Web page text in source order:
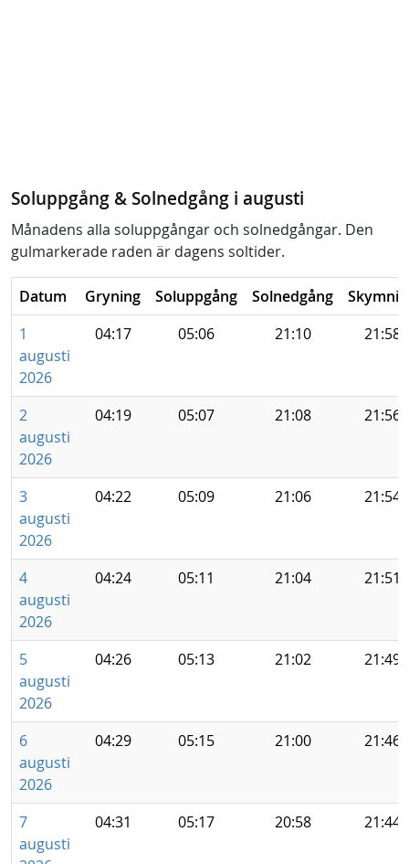
Soluppgång & Solnedgång i augusti
Månadens alla soluppgångar och solnedgångar. Den
gulmarkerade raden är dagens soltider.
Datum Gryning Soluppgång Solnedgång
1
augusti
2026
04:17 05:06 21:10 21:58
2
augusti
2026
04:19 05:07 21:08 21:56
3
augusti
2026
04:22 05:09 21:06 21:54
4
augusti
2026
04:24 05:11 21:04 21:51
5
augusti
2026
04:26 05:13 21:02 21:49
6
augusti
2026
04:29 05:15 21:00 21:46
7
augusti
04:31 05:17 20:58 21:44